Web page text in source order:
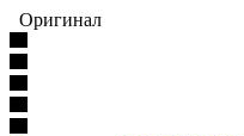
Оригинал